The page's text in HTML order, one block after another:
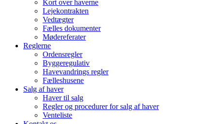
Kort over haverne
Lejekontrakten
Vedtægter
Fælles dokumenter
Mødereferater
Reglerne
Ordensregler
Byggeregulativ
Havevandrings regler
Fælleshusene
Salg af haver
Haver til salg
Regler og procedurer for salg af haver
Venteliste